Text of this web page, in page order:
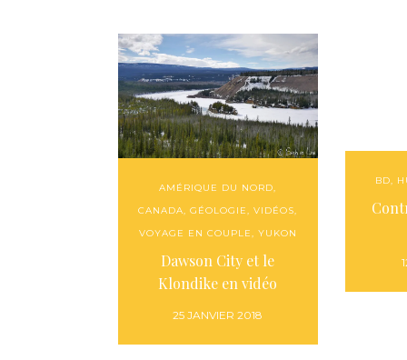
AMÉRIQUE DU NORD,
CANADA,GÉOLOGIE,VIDÉOS,
VOYAGE EN COUPLE, YUKON
Dawson City et le
Klondike en vidéo
25 JANVIER 2018
BD,